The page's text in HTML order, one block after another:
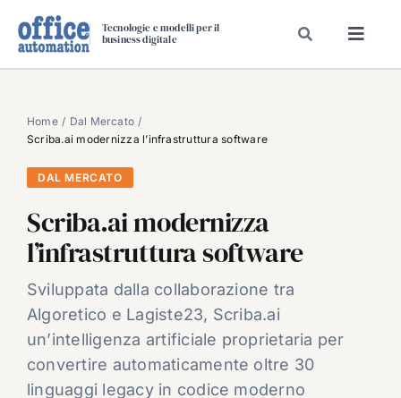
Tecnologie e modelli per il
business digitale
SPECIAL PAPER
DAL MERCATO
CARRIERE
VIDEO
EVENTI
CHI SIAMO
Home
Dal Mercato
Scriba.ai modernizza l’infrastruttura software
DAL MERCATO
Scriba.ai modernizza
l’infrastruttura software
Sviluppata dalla collaborazione tra
Algoretico e Lagiste23, Scriba.ai
un’intelligenza artificiale proprietaria per
convertire automaticamente oltre 30
linguaggi legacy in codice moderno